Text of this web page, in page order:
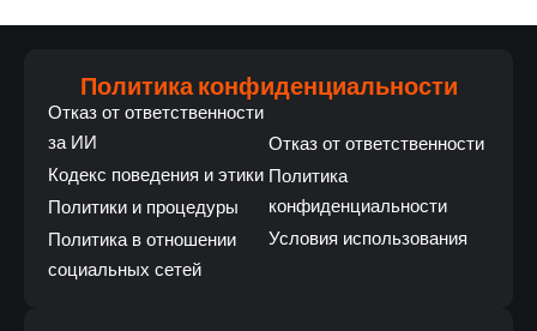
Политика конфиденциальности
Отказ от ответственности
за ИИ
Кодекс поведения и этики
Политики и процедуры
Политика в отношении
социальных сетей
Отказ от ответственности
Политика
конфиденциальности
Условия использования